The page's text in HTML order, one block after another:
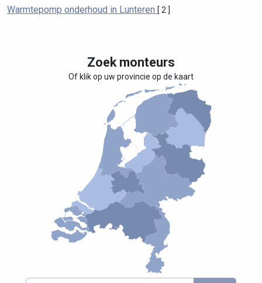
Warmtepomp onderhoud in Lunteren [ 2 ]
Zoek monteurs
Of klik op uw provincie op de kaart